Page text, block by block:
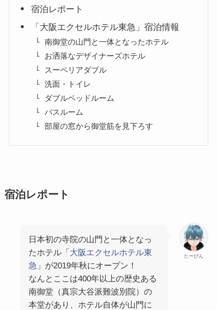
宿泊レポート
「大阪エクセルホテル東急」宿泊情報
南御堂の山門と一体となったホテル
お洒落なデザイナーズホテル
スーペリアダブル
洗面・トイレ
ダブルベッドルーム
バスルーム
部屋の窓から御堂筋を見下ろす
宿泊レポート
たーびん
日本初の寺院の山門と一体となっ
たホテル「 大阪エクセルホテル東
急 」が2019年秋にオープン！
なんとここは400年以上の歴史ある
南御堂（真宗大谷派難波別院）の
本堂があり、ホテル自体が山門に